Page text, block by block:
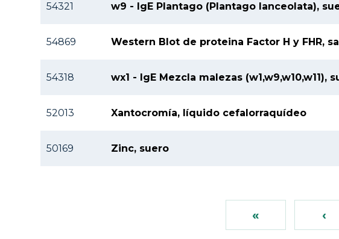
54321 w9 - IgE Plantago (Plantago lanceolata),
54869 Western Blot de proteina Factor H y FHR,
54318 wx1 - IgE Mezcla malezas (w1,w9,w10,w11),
52013 Xantocromía, líquido cefalorraquídeo
50169 Zinc, suero
«« Primero ‹‹‹